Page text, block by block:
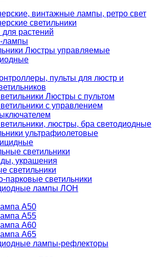
винтажные лампы, ретро свет
светильники
растений
лампы
Люстры управляемые
пульты для люстр и
Люстры с пультом
с управлением
люстры, бра светодиодные
ультрафиолетовые
светильники
украшения
светильники
парковые светильники
лампы ЛОН
A50
A55
A60
A65
лампы-рефлекторы